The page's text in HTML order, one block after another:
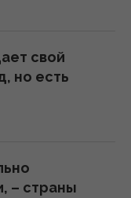
свой
но есть
– страны